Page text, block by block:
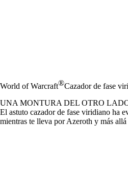
World of Warcraft®Cazador de fase
UNA MONTURA DEL OTRO
El astuto cazador de fase viridiano ha
mientras te lleva por Azeroth y más